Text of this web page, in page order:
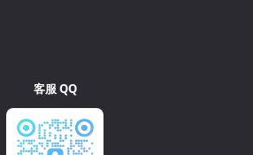
客服 QQ